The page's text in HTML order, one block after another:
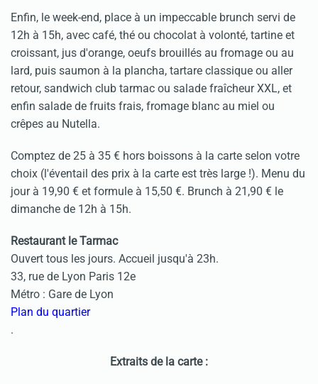
Enfin, le week-end, place à un impeccable brunch servi de
12h à 15h, avec café, thé ou chocolat à volonté, tartine et
croissant, jus d'orange, oeufs brouillés au fromage ou au
lard, puis saumon à la plancha, tartare classique ou aller
retour, sandwich club tarmac ou salade fraîcheur XXL, et
enfin salade de fruits frais, fromage blanc au miel ou
crêpes au Nutella.
Comptez de 25 à 35 € hors boissons à la carte selon votre
choix (l'éventail des prix à la carte est très large !). Menu du
jour à 19,90 € et formule à 15,50 €. Brunch à 21,90 € le
dimanche de 12h à 15h.
Restaurant le Tarmac
Ouvert tous les jours. Accueil jusqu'à 23h.
33, rue de Lyon Paris 12e
Métro : Gare de Lyon
Plan du quartier
.
Extraits de la carte :